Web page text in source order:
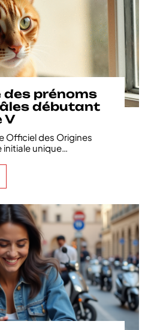
des prénoms
débutant
V
Officiel des Origines
initiale unique